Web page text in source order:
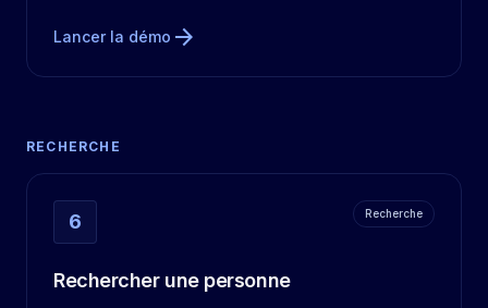
Lancer la démo arrow_forward
RECHERCHE
6 Recherche
Rechercher une personne